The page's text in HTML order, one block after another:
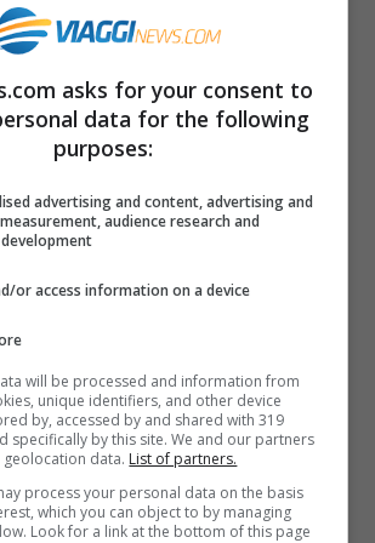
imparare moltissimo
stata riportata da tantissimi
Leggo e Giornalettismo e
accedere al servizio, sia
all’indirizzo del sito,
gli chef modelli ed esperti di
nel comune di Milano.
uno chef modello
cucina
anche fradiversi tipi di
asks for your consent to
data for the following
purposes:
advertising and content, advertising and
audience research and
or access information on a device
will be processed and information from
unique identifiers, and other device
by, accessed by and shared with 319
specifically by this site. We and our partners
geolocation data. List of partners.
process your personal data on the basis
which you can object to by managing
Look for a link at the bottom of this page